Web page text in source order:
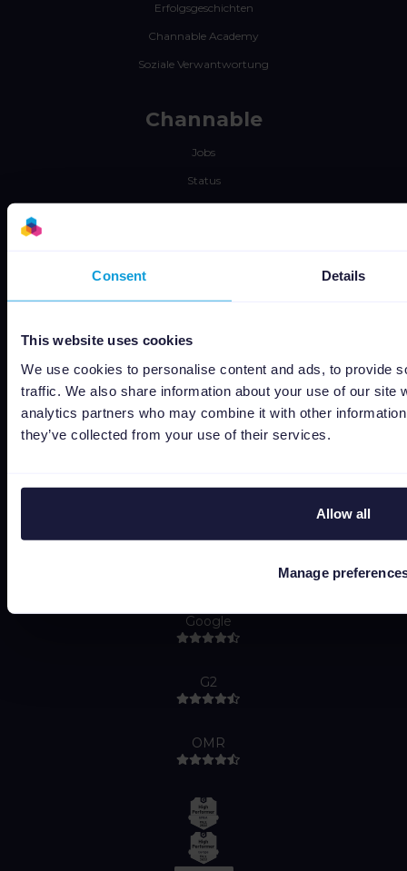
Consent Details
This website uses cookies
We use cookies to personalise content and ads, to provide
traffic. We also share information about your use of our site
analytics partners who may combine it with other
they’ve collected from your use of their services.
Allow all
Manage
Erfolgsgeschichten
Channable Academy
Soziale Verwantwortung
Channable
Jobs
Status
Cookie policy
Job Applicant Privacy Policy
Do Not Sell or Share My Personal Information
Google
G2
OMR